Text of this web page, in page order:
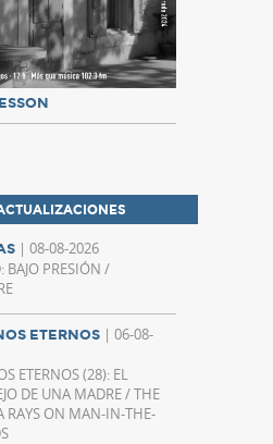
| 08-08-2026
BAJO PRESIÓN /
ETERNOS | 06-08-
ETERNOS (28): EL
DE UNA MADRE / THE
RAYS ON MAN-IN-THE-